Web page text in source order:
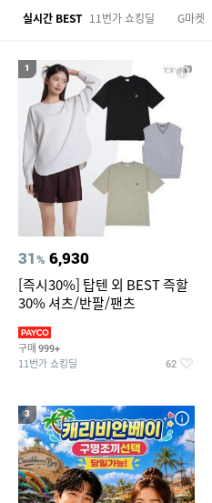
18 무대의상 19 휴지 20
실시간 BEST 11번가 쇼킹딜 G마켓
1
31% 6,930
[즉시30%] 탑텐 외 BEST 즉할
30% 셔츠/반팔/팬츠
구매 999+
11번가 쇼킹딜 62
3